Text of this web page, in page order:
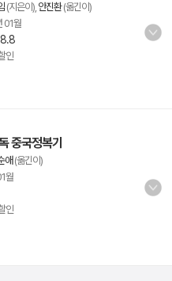
(지은이), 안진환(옮긴이)
01월
8.8
인
중국정복기
애 (옮긴이)
월
인